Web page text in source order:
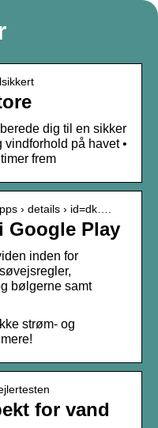
dig til en sikker
vindforhold på havet •
frem
› details › id=dk….
Google Play
inden for
bølgerne samt
strøm- og
for vand